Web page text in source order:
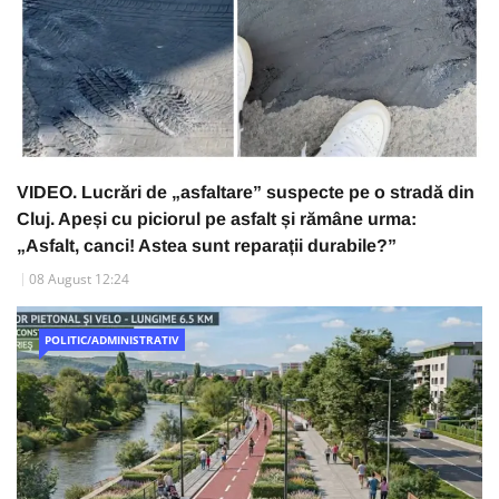
VIDEO. Lucrări de „asfaltare” suspecte pe o stradă din
Cluj. Apeși cu piciorul pe asfalt și rămâne urma:
„Asfalt, canci! Astea sunt reparații durabile?”
08 August 12:24
POLITIC/ADMINISTRATIV